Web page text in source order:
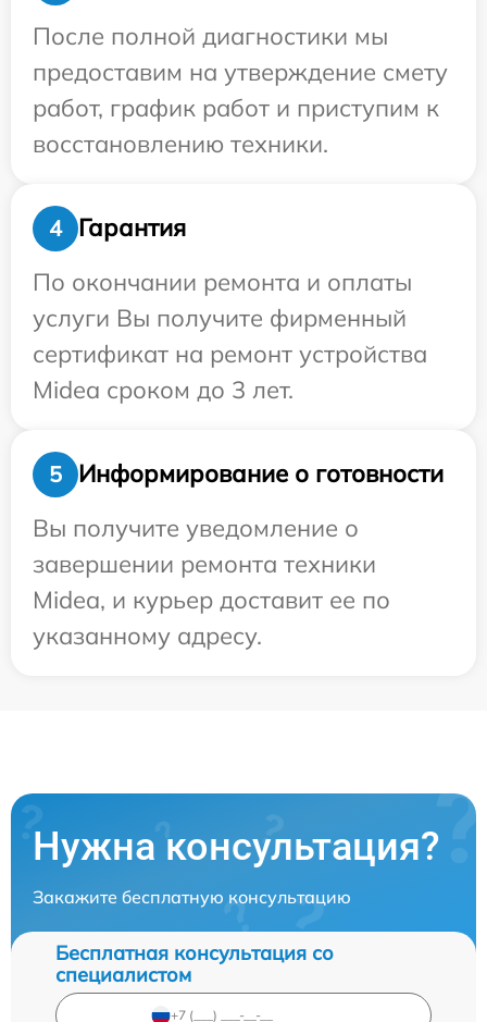
После полной диагностики мы
предоставим на утверждение смету
работ, график работ и приступим к
восстановлению техники.
4
Гарантия
По окончании ремонта и оплаты
услуги Вы получите фирменный
сертификат на ремонт устройства
Midea сроком до 3 лет.
5
Информирование о готовности
Вы получите уведомление о
завершении ремонта техники
Midea, и курьер доставит ее по
указанному адресу.
Нужна консультация?
Закажите бесплатную консультацию
Бесплатная консультация со
специалистом